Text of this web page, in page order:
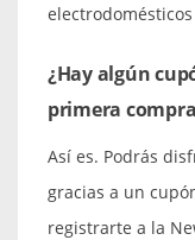
¿Hay algún
primera
Así es. Podrás
gracias a un
registrarte a la